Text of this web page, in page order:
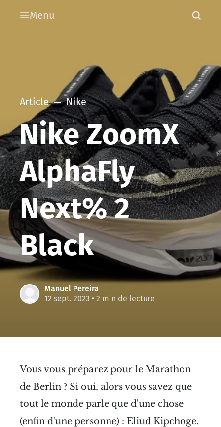
Menu
Article Nike
Nike ZoomX
AlphaFly
Next% 2
Black
Manuel Pereira
12 sept. 2023 • 2 min de lecture
Vous vous préparez pour le Marathon
de Berlin ? Si oui, alors vous savez que
tout le monde parle que d'une chose
(enfin d'une personne) : Eliud Kipchoge.